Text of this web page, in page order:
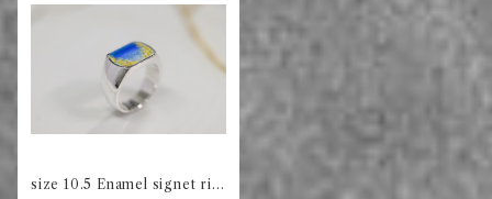
size 10.5 Enamel signet rin